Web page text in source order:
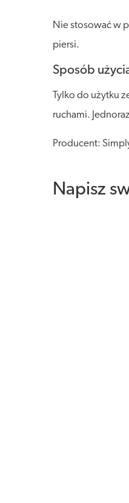
Nie stosować w
piersi.
Sposób
Tylko do użytku
ruchami.
Producent:
Napisz